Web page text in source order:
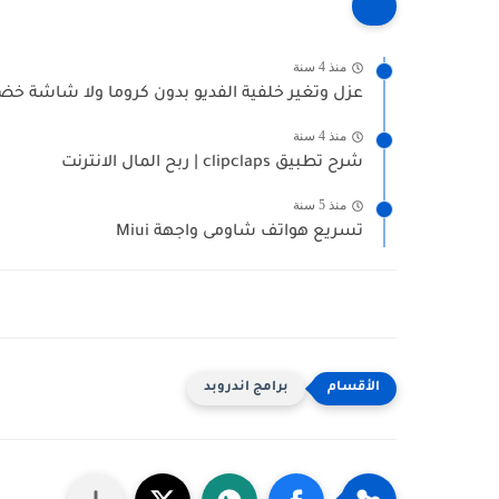
منذ 4 سنة
عزل وتغير خلفية الفديو بدون كروما ولا شاشة
منذ 4 سنة
شرح تطبيق clipclaps | ربح المال الانترنت
منذ 5 سنة
تسريع هواتف شاومى واجهة Miui
برامج اندروبد